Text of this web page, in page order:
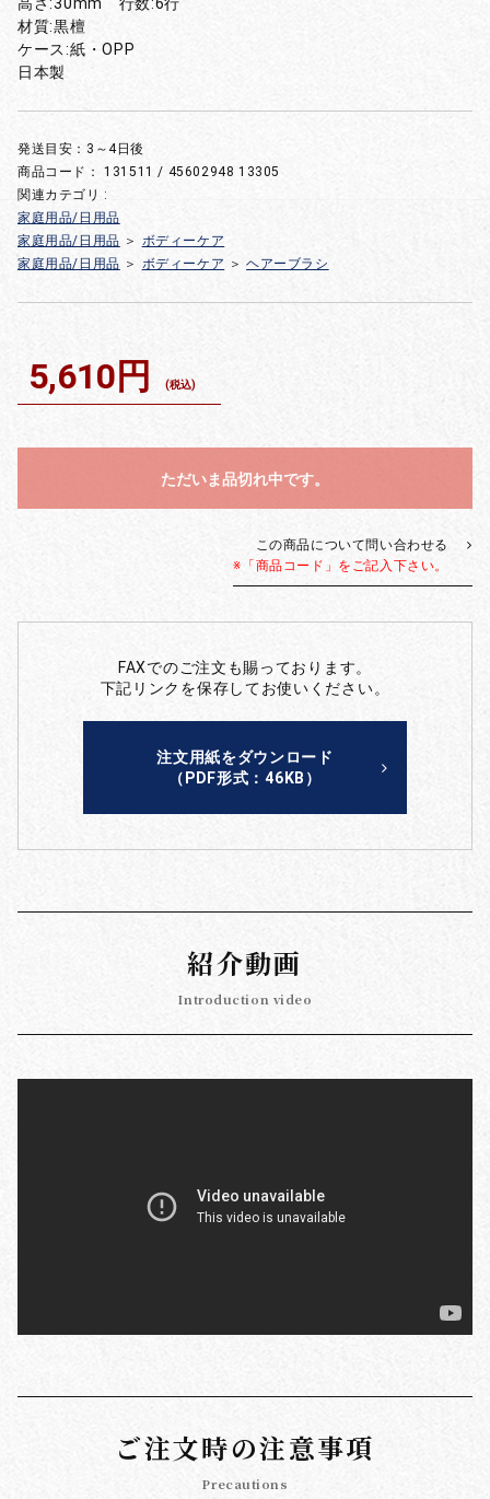
高さ:30mm 行数:6行
材質:黒檀
ケース:紙・OPP
日本製
発送目安：3～4日後
商品コード：131511 / 45602948 13305
関連カテゴリ :
家庭用品/日用品
家庭用品/日用品 ＞ ボディーケア
家庭用品/日用品 ＞ ボディーケア ＞ ヘアーブラシ
5,610円 (税込)
ただいま品切れ中です。
この商品について問い合わせる
※「商品コード」をご記入下さい。
FAXでのご注文も賜っております。
下記リンクを保存してお使いください。
注文用紙をダウンロード
（PDF形式：46KB）
紹介動画
Introduction video
ご注文時の注意事項
Precautions